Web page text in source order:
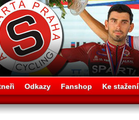
Odkazy Fanshop Ke stažení